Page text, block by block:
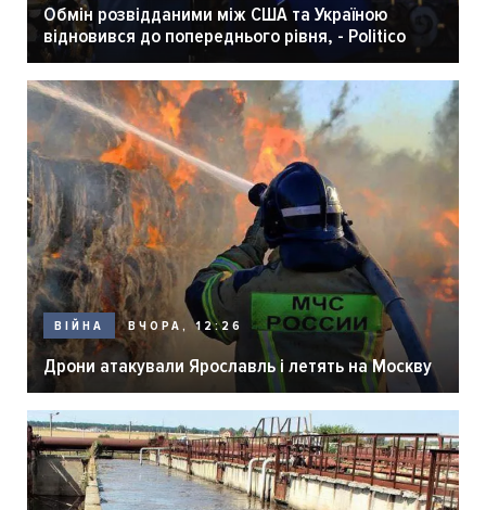
Обмін розвідданими між США та Україною
відновився до попереднього рівня, - Politico
ВІЙНА ВЧОРА, 12:26
Дрони атакували Ярославль і летять на Москву